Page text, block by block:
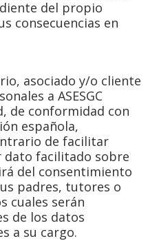
del propio
consecuencias en
asociado y/o cliente
a ASESGC
de conformidad con
española,
de facilitar
dato facilitado sobre
del consentimiento
padres, tutores o
cuales serán
de los datos
a su cargo.